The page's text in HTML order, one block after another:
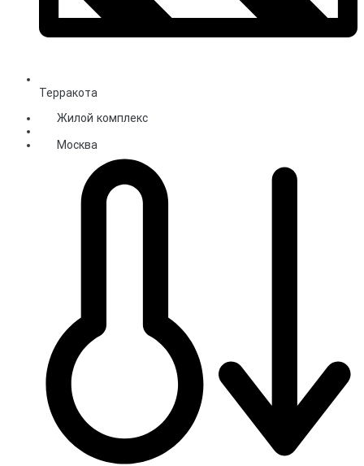
Терракота
Жилой комплекс
Москва